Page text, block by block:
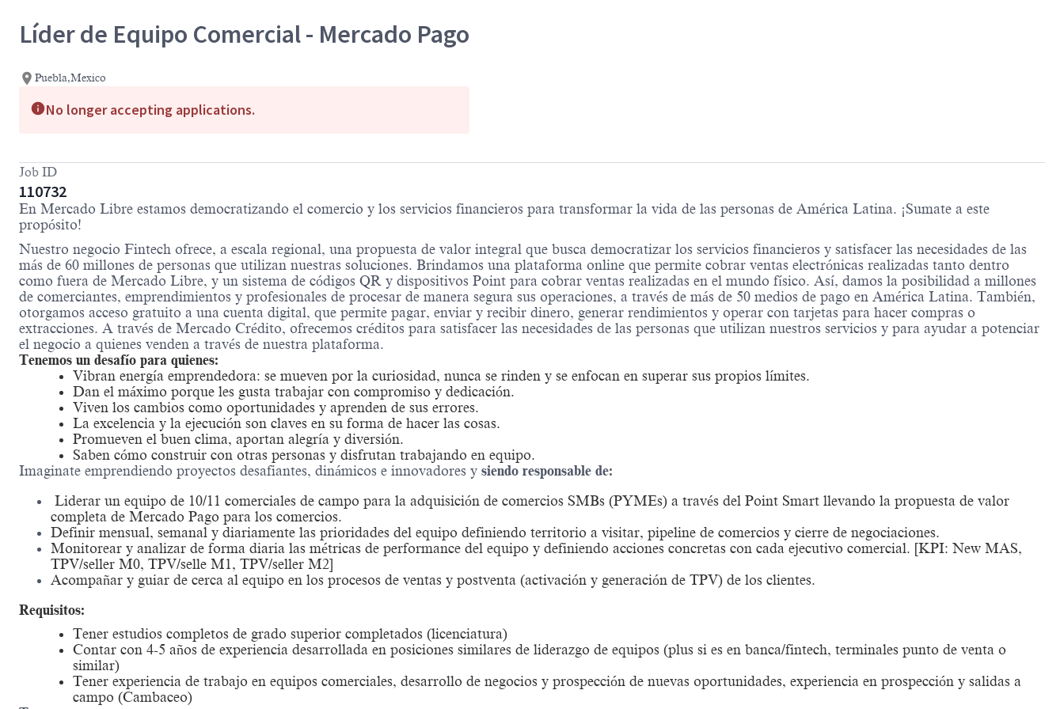
Líder de Equipo Comercial - Mercado Pago
Puebla,Mexico
No longer accepting applications.
Job ID
110732
En Mercado Libre estamos democratizando el comercio y los servicios financieros para transformar la vida de las personas de América Latina. ¡Sumate a este
propósito!
Nuestro negocio Fintech ofrece, a escala regional, una propuesta de valor integral que busca democratizar los servicios financieros y satisfacer las necesidades de las
más de 60 millones de personas que utilizan nuestras soluciones. Brindamos una plataforma online que permite cobrar ventas electrónicas realizadas tanto dentro
como fuera de Mercado Libre, y un sistema de códigos QR y dispositivos Point para cobrar ventas realizadas en el mundo físico. Así, damos la posibilidad a millones
de comerciantes, emprendimientos y profesionales de procesar de manera segura sus operaciones, a través de más de 50 medios de pago en América Latina. También,
otorgamos acceso gratuito a una cuenta digital, que permite pagar, enviar y recibir dinero, generar rendimientos y operar con tarjetas para hacer compras o
extracciones. A través de Mercado Crédito, ofrecemos créditos para satisfacer las necesidades de las personas que utilizan nuestros servicios y para ayudar a potenciar
el negocio a quienes venden a través de nuestra plataforma.
Tenemos un desafío para quienes:
Vibran energía emprendedora: se mueven por la curiosidad, nunca se rinden y se enfocan en superar sus propios límites.
Dan el máximo porque les gusta trabajar con compromiso y dedicación.
Viven los cambios como oportunidades y aprenden de sus errores.
La excelencia y la ejecución son claves en su forma de hacer las cosas.
Promueven el buen clima, aportan alegría y diversión.
Saben cómo construir con otras personas y disfrutan trabajando en equipo.
Imaginate emprendiendo proyectos desafiantes, dinámicos e innovadores y siendo responsable de:
Liderar un equipo de 10/11 comerciales de campo para la adquisición de comercios SMBs (PYMEs) a través del Point Smart llevando la propuesta de valor
completa de Mercado Pago para los comercios.
Definir mensual, semanal y diariamente las prioridades del equipo definiendo territorio a visitar, pipeline de comercios y cierre de negociaciones.
Monitorear y analizar de forma diaria las métricas de performance del equipo y definiendo acciones concretas con cada ejecutivo comercial. [KPI: New MAS,
TPV/seller M0, TPV/selle M1, TPV/seller M2]
Acompañar y guiar de cerca al equipo en los procesos de ventas y postventa (activación y generación de TPV) de los clientes.
Requisitos:
Tener estudios completos de grado superior completados (licenciatura)
Contar con 4-5 años de experiencia desarrollada en posiciones similares de liderazgo de equipos (plus si es en banca/fintech, terminales punto de venta o
similar)
Tener experiencia de trabajo en equipos comerciales, desarrollo de negocios y prospección de nuevas oportunidades, experiencia en prospección y salidas a
campo (Cambaceo)